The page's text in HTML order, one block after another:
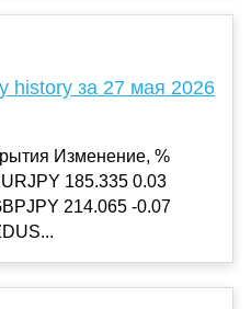
history за 27 мая 2026
Изменение, %
185.335 0.03
214.065 -0.07